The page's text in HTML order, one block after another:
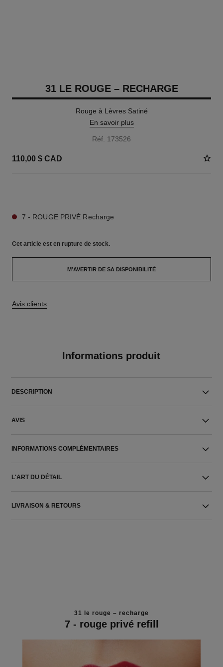
31 LE ROUGE – RECHARGE
Rouge à Lèvres Satiné
En savoir plus
Réf. 173526
110,00 $ CAD
7 - ROUGE PRIVÉ Recharge
Cet article est en rupture de stock.
M’AVERTIR DE SA DISPONIBILITÉ
Avis clients
Informations produit
DESCRIPTION
AVIS
INFORMATIONS COMPLÉMENTAIRES
L'ART DU DÉTAIL
LIVRAISON & RETOURS
31 le rouge – recharge
7 - rouge privé refill